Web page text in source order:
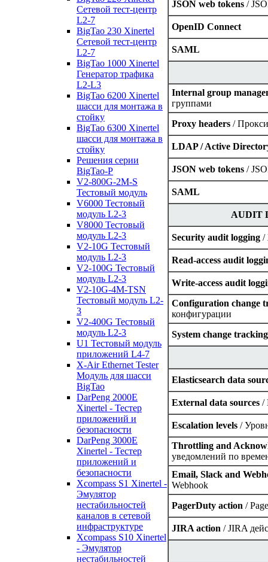
Сетевой тест-центр
L2-7
BigTao 230 Xinertel
Сетевой тест-центр
L2-7
BigTao 1000 Xinertel
Генератор трафика
L2-L3
BigTao 6200 Xinertel
шасси для монтажа в
стойку
BigTao 6300 Xinertel
шасси для монтажа в
стойку
Решения серии
BigTao-P
V2-800G-2M-S
Тестовый модуль
V6000 Тестовый
модуль L2-3
V8000 Тестовый
модуль L2-3
V2-10G Тестовый
модуль L2-3
V2-100G Тестовый
модуль L2-3
V2-10G-4M-TSN
Тестовый модуль L2-
3
V2-400G Тестовый
модуль L2-3
U1 Тестовый модуль
приложений L4-7
X-Air Ethernet Tester
Модуль для шасси
BigTao
DarPeng 2000E
Xinertel - Тестер
приложений и
безопасности
DarPeng 3000E
Xinertel - Тестер
приложений и
безопасности
Xcompass S1 Xinertel -
Эмулятор
нестабильностей
каналов в сетевой
инфраструктуре
Xcompass S10 Xinertel
- Эмулятор
нестабильностей
JSON web tokens /
OpenID Connect
SAML
Internal group
группами
Proxy headers /
LDAP / Active
JSON web tokens /
SAML
AUDIT
Security audit logging /
Read-access audit
Write-access audit
Configuration change
конфигурации
System change
Elasticsearch data
External data sources /
Escalation levels /
Throttling and
уведомлений по
Email, Slack and
Webhook
PagerDuty action /
JIRA action / JIRA